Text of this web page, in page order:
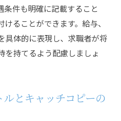
条件も明確に記載すること
ることができます。給与、
具体的に表現し、求職者が将
を持てるよう配慮しましょ
とキャッチコピーの